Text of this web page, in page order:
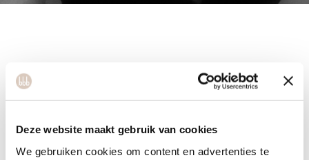
Deze website maakt gebruik van cookies
We gebruiken cookies om content en advertenties te
Nicole
Nicole is samen met haar zussen Karin en Miranda